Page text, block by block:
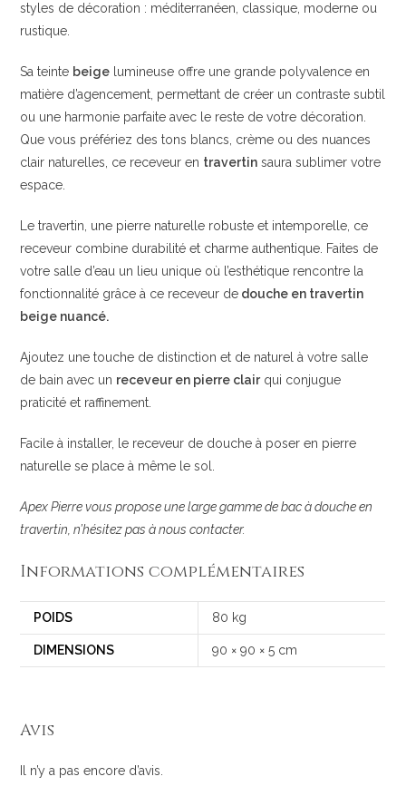
styles de décoration : méditerranéen, classique, moderne ou
rustique.
Sa teinte beige lumineuse offre une grande polyvalence en
matière d’agencement, permettant de créer un contraste subtil
ou une harmonie parfaite avec le reste de votre décoration.
Que vous préfériez des tons blancs, crème ou des nuances
clair naturelles, ce receveur en travertin saura sublimer votre
espace.
Le travertin, une pierre naturelle robuste et intemporelle, ce
receveur combine durabilité et charme authentique. Faites de
votre salle d’eau un lieu unique où l’esthétique rencontre la
fonctionnalité grâce à ce receveur de douche en travertin
beige nuancé.
Ajoutez une touche de distinction et de naturel à votre salle
de bain avec un receveur en pierre clairqui conjugue
praticité et raffinement.
Facile à installer, le receveur de douche à poser en pierre
naturelle se place à même le sol.
Apex Pierre vous propose une large gamme de bac à douche en
travertin, n’hésitez pas à nous contacter.
Informations complémentaires
POIDS 80 kg
DIMENSIONS 90 × 90 × 5 cm
Avis
Il n’y a pas encore d’avis.